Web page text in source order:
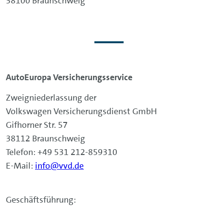
AutoEuropa Versicherungsservice
Zweigniederlassung der
Volkswagen Versicherungsdienst GmbH
Gifhorner Str. 57
38112 Braunschweig
Telefon: +49 531 212-859310
E-Mail: info@vvd.de
Geschäftsführung: